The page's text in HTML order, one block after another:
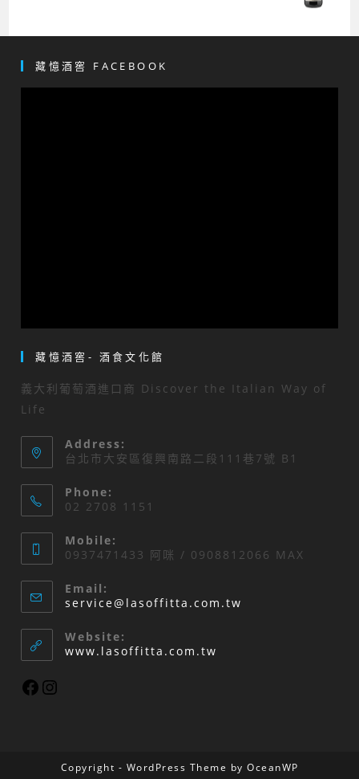
藏憶酒窖 FACEBOOK
藏憶酒窖- 酒食文化館
義大利葡萄酒進口商 Discover the Italian Way of
Life
Address:
台北市大安區復興南路二段111巷7號 B1
Phone:
02 2708 1151
Mobile:
0937471433 阿咪 / 0908812066 MAX
Email:
service@lasoffitta.com.tw
Website:
www.lasoffitta.com.tw
Copyright - WordPress Theme by OceanWP